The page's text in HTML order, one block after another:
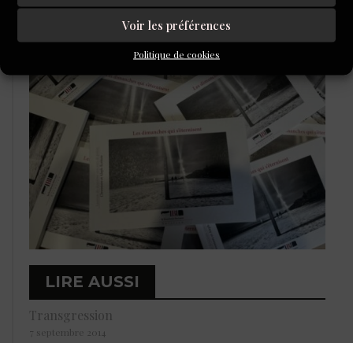
Voir les préférences
Politique de cookies
LIBRAIRIE DE L’INVENTOIRE
LIRE AUSSI
Transgression
7 septembre 2014